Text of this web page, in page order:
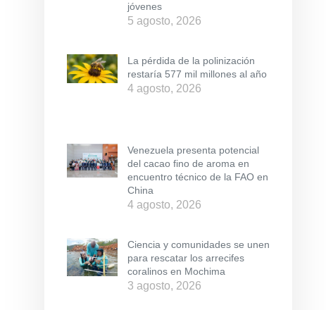
jóvenes
5 agosto, 2026
La pérdida de la polinización
restaría 577 mil millones al año
4 agosto, 2026
Venezuela presenta potencial
del cacao fino de aroma en
encuentro técnico de la FAO en
China
4 agosto, 2026
Ciencia y comunidades se unen
para rescatar los arrecifes
coralinos en Mochima
3 agosto, 2026